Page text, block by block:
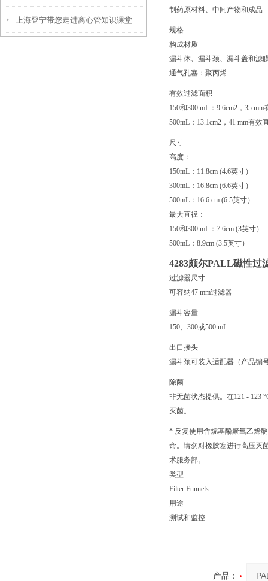
上海登宁带您走进离心管知识课堂
制药原材料、中间产物和成品
规格
构成材质
漏斗体、漏斗颈、漏斗盖和滤
通气孔塞：聚丙烯
有效过滤面积
150和300 mL：9.6cm2，35 mm
500mL：13.1cm2，41 mm有效
尺寸
高度：
150mL：11.8cm (4.6英寸）
300mL：16.8cm (6.6英寸）
500mL：16.6 cm (6.5英寸）
最大直径：
150和300 mL：7.6cm (3英寸）
500mL：8.9cm (3.5英寸）
4283颇尔PALL磁性过
过滤器尺寸
可容纳47 mm过滤器
漏斗容量
150、300或500 mL
出口接头
漏斗颈可装入适配器（产品编
除菌
非无菌状态提供。在121 - 123
灭菌。
* 反复使用含烷基酚聚氧乙烯
命。请勿对橡胶塞进行高压灭
术服务部。
类型
Filter Funnels
用途
测试和监控
产品：